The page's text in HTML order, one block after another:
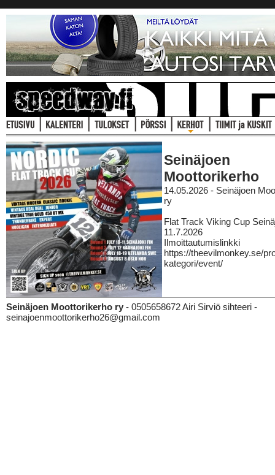
Seinäjoen
Moottorikerho
14.05.2026 - Seinäjoen
ry
Flat Track Viking Cup
11.7.2026
Ilmoittautumislinkki
https://theevilmonkey.se/
kategori/event/
Seinäjoen Moottorikerho ry - 0505658672 Airi Sirviö sihteeri -
seinajoenmoottorikerho26@gmail.com